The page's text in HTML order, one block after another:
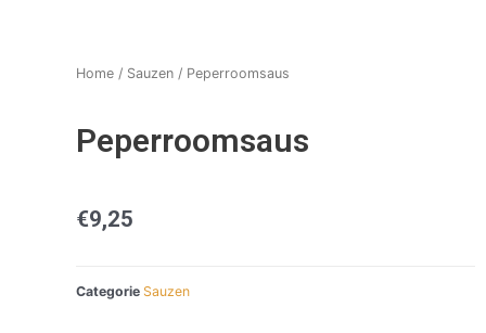
Home / Sauzen / Peperroomsaus
Peperroomsaus
€9,25
Categorie Sauzen